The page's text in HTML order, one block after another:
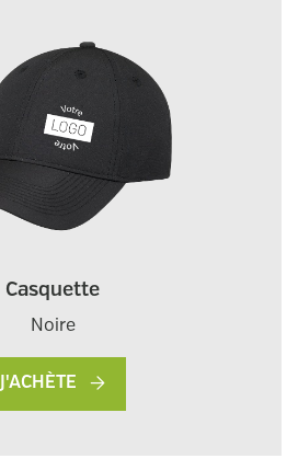
Casquette
Noire
J'ACHÈTE